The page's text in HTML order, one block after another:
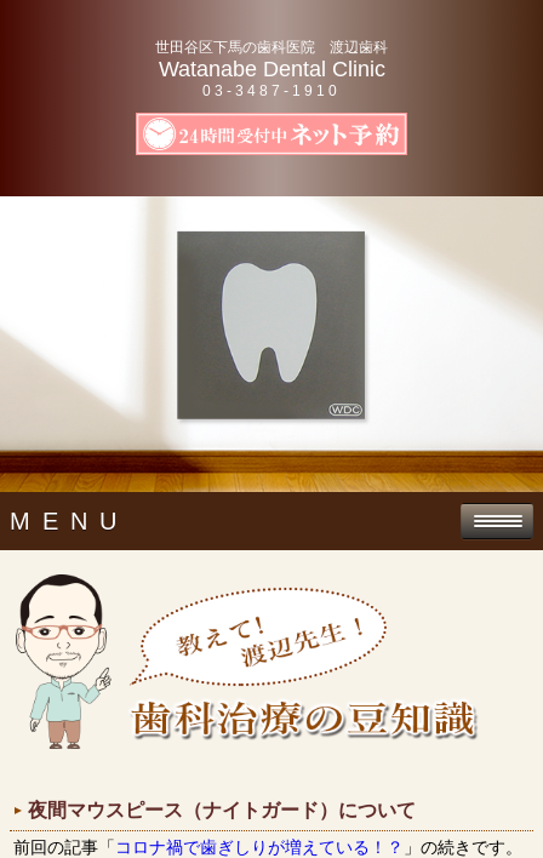
世田谷区下馬の歯科医院 渡辺歯科
Watanabe Dental Clinic
03-3487-1910
MENU
夜間マウスピース（ナイトガード）について
前回の記事「 コロナ禍で歯ぎしりが増えている！？ 」の続きです。